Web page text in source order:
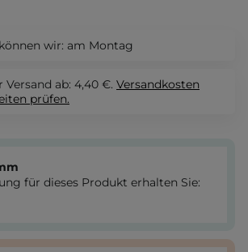
wir: am Montag
ab: 4,40 €. Versandkosten
prüfen.
für dieses Produkt erhalten Sie: